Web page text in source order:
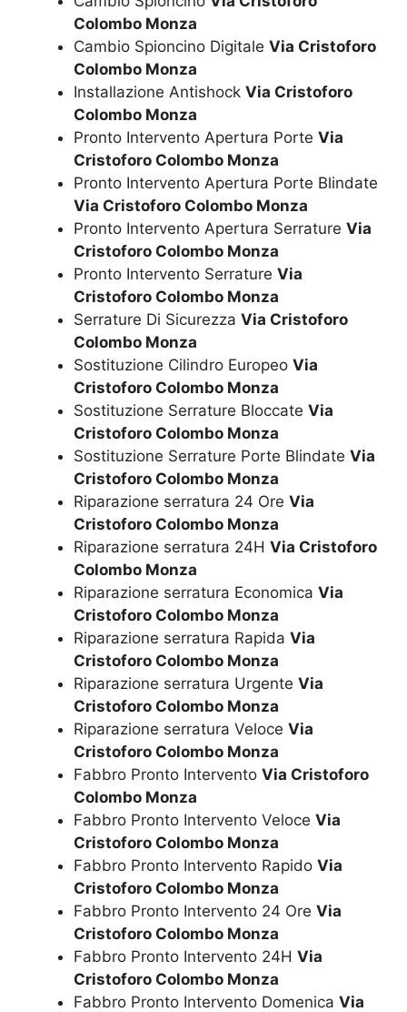
Colombo Monza
Cambio Spioncino Digitale Via Cristoforo
Colombo Monza
Installazione Antishock Via Cristoforo
Colombo Monza
Pronto Intervento Apertura Porte Via
Cristoforo Colombo Monza
Pronto Intervento Apertura Porte Blindate
Via Cristoforo Colombo Monza
Pronto Intervento Apertura Serrature Via
Cristoforo Colombo Monza
Pronto Intervento Serrature Via
Cristoforo Colombo Monza
Serrature Di Sicurezza Via Cristoforo
Colombo Monza
Sostituzione Cilindro Europeo Via
Cristoforo Colombo Monza
Sostituzione Serrature Bloccate Via
Cristoforo Colombo Monza
Sostituzione Serrature Porte Blindate Via
Cristoforo Colombo Monza
Riparazione serratura 24 Ore Via
Cristoforo Colombo Monza
Riparazione serratura 24H Via Cristoforo
Colombo Monza
Riparazione serratura Economica Via
Cristoforo Colombo Monza
Riparazione serratura Rapida Via
Cristoforo Colombo Monza
Riparazione serratura Urgente Via
Cristoforo Colombo Monza
Riparazione serratura Veloce Via
Cristoforo Colombo Monza
Fabbro Pronto Intervento Via Cristoforo
Colombo Monza
Fabbro Pronto Intervento Veloce Via
Cristoforo Colombo Monza
Fabbro Pronto Intervento Rapido Via
Cristoforo Colombo Monza
Fabbro Pronto Intervento 24 Ore Via
Cristoforo Colombo Monza
Fabbro Pronto Intervento 24H Via
Cristoforo Colombo Monza
Fabbro Pronto Intervento Domenica Via